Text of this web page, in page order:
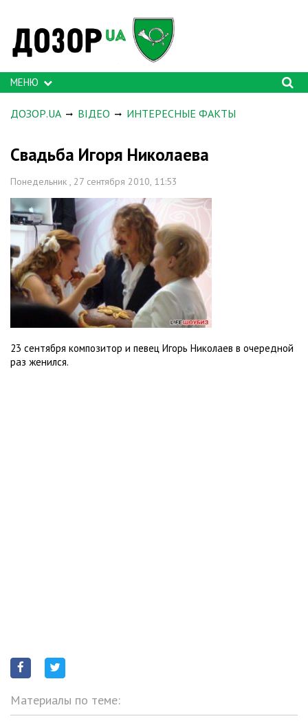
МЕНЮ
ДОЗОР.UA ВІДЕО ИНТЕРЕСНЫЕ ФАКТЫ
Свадьба Игоря Николаева
Понедельник , 27 сентября 2010, 11:53
23 сентября композитор и певец Игорь Николаев в очередной
раз женился.
Материалы по теме: